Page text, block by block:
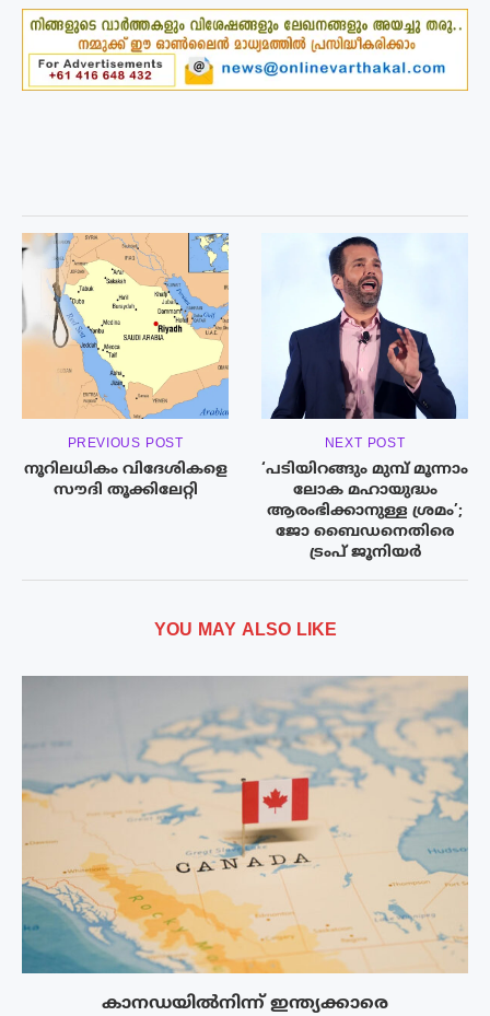
PREVIOUS POST
നൂറിലധികം വിദേശികളെ
സൗദി തൂക്കിലേറ്റി
NEXT POST
‘പടിയിറങ്ങും മുമ്പ് മൂന്നാം
ലോക മഹായുദ്ധം
ആരംഭിക്കാനുള്ള ശ്രമം’;
ജോ ബൈഡനെതിരെ
ട്രംപ് ജൂനിയ‍ർ
YOU MAY ALSO LIKE
കാനഡയിൽനിന്ന് ഇന്ത്യക്കാരെ